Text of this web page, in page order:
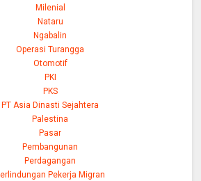
Milenial
Nataru
Ngabalin
Operasi Turangga
Otomotif
PKI
PKS
PT Asia Dinasti Sejahtera
Palestina
Pasar
Pembangunan
Perdagangan
Pekerja Migran